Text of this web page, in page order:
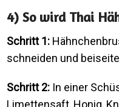
4) So wird Thai
Schritt 1:
schneiden und
Schritt 2: In einer
Limettensaft, Honig,